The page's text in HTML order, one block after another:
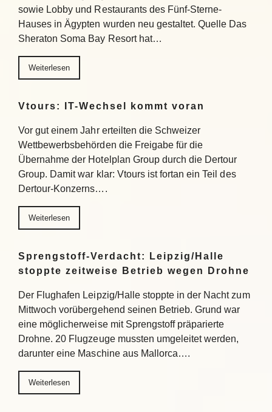
sowie Lobby und Restaurants des Fünf-Sterne-
Hauses in Ägypten wurden neu gestaltet. Quelle Das
Sheraton Soma Bay Resort hat…
Weiterlesen
Vtours: IT-Wechsel kommt voran
Vor gut einem Jahr erteilten die Schweizer
Wettbewerbsbehörden die Freigabe für die
Übernahme der Hotelplan Group durch die Dertour
Group. Damit war klar: Vtours ist fortan ein Teil des
Dertour-Konzerns….
Weiterlesen
Sprengstoff-Verdacht: Leipzig/Halle
stoppte zeitweise Betrieb wegen Drohne
Der Flughafen Leipzig/Halle stoppte in der Nacht zum
Mittwoch vorübergehend seinen Betrieb. Grund war
eine möglicherweise mit Sprengstoff präparierte
Drohne. 20 Flugzeuge mussten umgeleitet werden,
darunter eine Maschine aus Mallorca….
Weiterlesen